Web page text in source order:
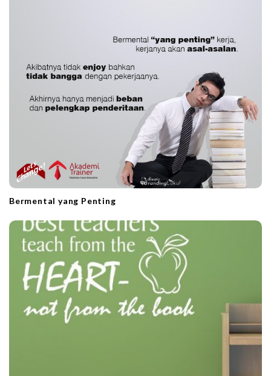
Bermental yang Penting